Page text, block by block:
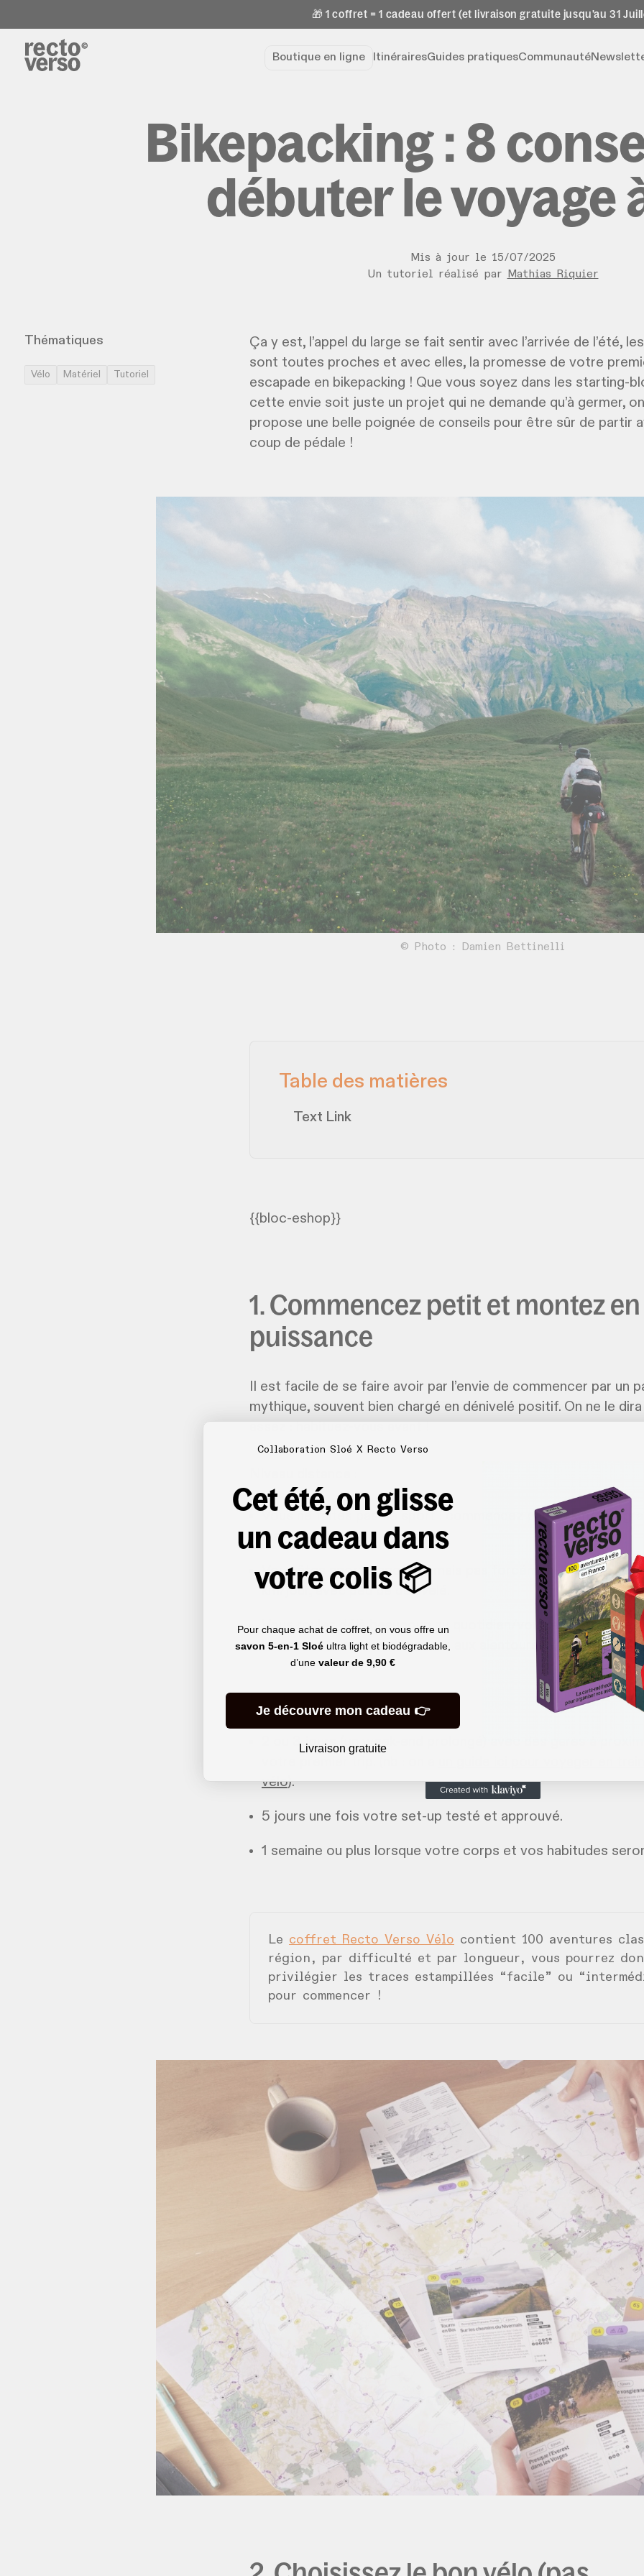
🎁 1 coffret = 1 cadeau offert (et livraison gratuite jusqu'au 31
Boutique en ligne ItinérairesGuides pratiquesCommunauté
Bikepacking : 8
débuter le voyage
Mis à jour le 15/07/2025
Un tutoriel réalisé par
Mathias Riquier
Thématiques
Vélo Matériel Tutoriel
Ça y est, l’appel du large se fait sentir avec l’arrivée de l’été,
sont toutes proches et avec elles, la promesse de votre
escapade en bikepacking ! Que vous soyez dans les starting-
cette envie soit juste un projet qui ne demande qu’à germer,
propose une belle poignée de conseils pour être sûr de partir
coup de pédale !
© Photo : Damien Bettinelli
Table des matières
Text Link
{{bloc-eshop}}
1. Commencez petit et montez en
puissance
Il est facile de se faire avoir par l’envie de commencer par un
mythique, souvent bien chargé en dénivelé positif. On ne le dira
Vous ne faites pas de sport : commencez par 40 km/jour
maximum.
Vous êtes sportif/sportive mais pas forcément cycliste :
km/jour, avec peu de dénivelé.
Vous roulez déjà beaucoup au quotidien/vous êtes cycliste
lancez-vous sur des distances aux alentours de 80 km.
2 ou 3 jours (un week-end prolongé) avec des gares à
vélo).
5 jours une fois votre set-up testé et approuvé.
1 semaine ou plus lorsque votre corps et vos habitudes
Le coffret Recto Verso Vélo contient 100 aventures
région, par difficulté et par longueur, vous pourrez
privilégier les traces estampillées “facile” ou
pour commencer !
Collaboration Sloé X Recto Verso
Cet été, on glisse
un cadeau dans
votre colis 📦
Pour chaque achat de coffret, on vous offre un
savon 5-en-1 Sloé ultra light et biodégradable,
d’une valeur de 9,90 €
Je découvre mon cadeau 👉
Livraison gratuite